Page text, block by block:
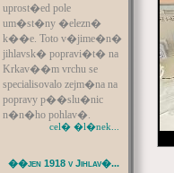
uprost�ed pole
um�st�ny �elezn�
k��e. Toto v�jime�n�
jihlavsk� popravi�t� na
Krkav��m vrchu se
specialisovalo zejm�na na
popravy p��slu�nic
n�n�ho pohlav�.
cel� �l�nek...
��jen 1918 v Jihlav�...